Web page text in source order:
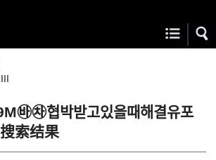
㉳㉷협박받고있을때해결유포
索结果